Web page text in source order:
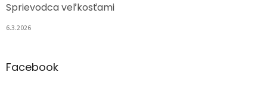
Sprievodca veľkosťami
6.3.2026
Facebook